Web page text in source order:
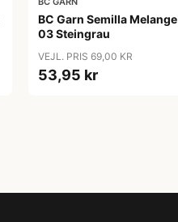
BC Garn Semilla Melange
03 Steingrau
VEJL. PRIS 69,00 KR
53,95 kr